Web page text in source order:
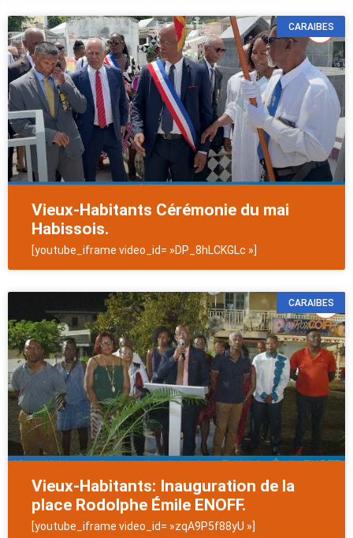
CARAIBES
Vieux-Habitants Cérémonie du mai
Habissois.
[youtube_iframe video_id= »DP_8hLCKGLc »]
CARAIBES
Vieux-Habitants: Inauguration de la
place Rodolphe Émile ENOFF.
[youtube_iframe video_id= »zqA9P5f88yU »]